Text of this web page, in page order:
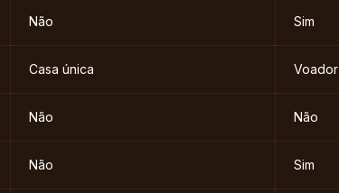
Não Sim
Casa única Voador
Não Não
Não Sim